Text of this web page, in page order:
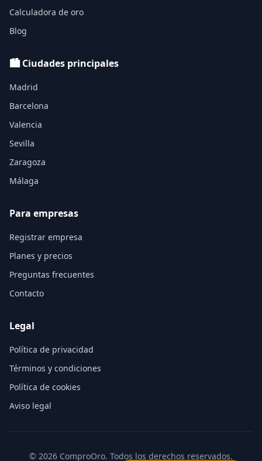
Calculadora de oro
Blog
🏙️ Ciudades principales
Madrid
Barcelona
Valencia
Sevilla
Zaragoza
Málaga
Para empresas
Registrar empresa
Planes y precios
Preguntas frecuentes
Contacto
Legal
Política de privacidad
Términos y condiciones
Política de cookies
Aviso legal
© 2026 ComproOro. Todos los derechos reservados.